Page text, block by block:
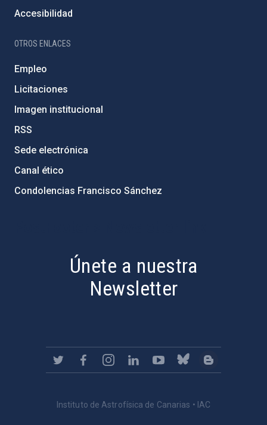
Accesibilidad
OTROS ENLACES
Empleo
Licitaciones
Imagen institucional
RSS
Sede electrónica
Canal ético
Condolencias Francisco Sánchez
Únete a nuestra
Newsletter
Instituto de Astrofísica de Canarias • IAC